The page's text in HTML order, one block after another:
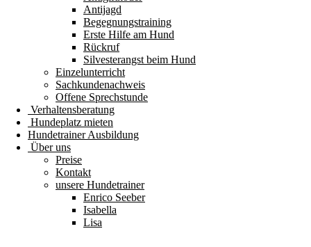
Antijagd
Begegnungstraining
Erste Hilfe am Hund
Rückruf
Silvesterangst beim Hund
Einzelunterricht
Sachkundenachweis
Offene Sprechstunde
Verhaltensberatung
Hundeplatz mieten
Hundetrainer Ausbildung
Über uns
Preise
Kontakt
unsere Hundetrainer
Enrico Seeber
Isabella
Lisa